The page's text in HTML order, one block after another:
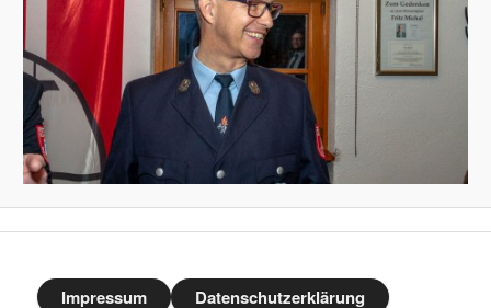
Impressum Datenschutzerklärung